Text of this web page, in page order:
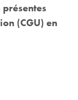
(CGU) en